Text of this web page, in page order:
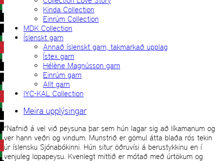
Kinda Collection
Einrúm Collection
MDK Collection
Íslenskt garn
Annað íslenskt garn, takmarkað upplag
Ístex garn
Hélène Magnússon garn
Einrúm garn
Allt garn
IYC-KAL Collection
Meira upplýsingar
“Nafnið á vel við peysuna þar sem hún lagar sig að líkamanum og
ver hann veðri og vindum. Munstrið er gömul átta blaða rós tekin
úr íslensku Sjónabókinni. Hún situr öðruvísi á berustykkinu en í
venjuleg lopapeysu. Kvenlegt mittið er mótað með úrtökum og